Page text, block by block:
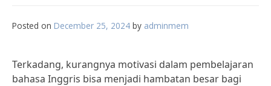
Posted on December 25, 2024 by adminmem
Terkadang, kurangnya motivasi dalam pembelajaran
bahasa Inggris bisa menjadi hambatan besar bagi